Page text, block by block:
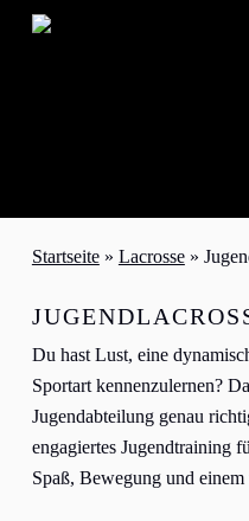
Skip
Startseite» Lacrosse»
Du hast Lust, eine
Sportart kennenzulernen?
Jugendabteilung genau
engagiertes Jugendtraining
Spaß, Bewegung und